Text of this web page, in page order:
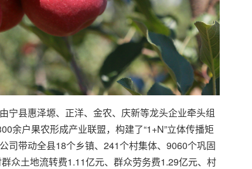
宁县惠泽塬、正洋、金农、庆新等龙头企业牵头组
余户果农形成产业联盟，构建了“1+N”立体传播矩
司带动全县18个乡镇、241个村集体、9060个巩固
众土地流转费1.11亿元、群众劳务费1.29亿元、村